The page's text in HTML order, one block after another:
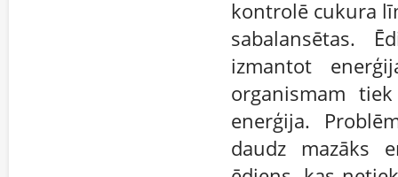
kontrolē cukura
sabalansētas.
izmantot
organismam
enerģija.
daudz mazāks